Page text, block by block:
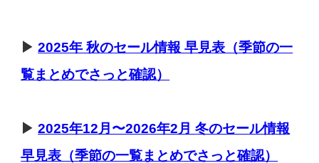
▶2025年 秋のセール情報 早見表（季節の一
覧まとめでさっと確認）
▶2025年12月〜2026年2月冬のセール情報
早見表（季節の一覧まとめでさっと確認）